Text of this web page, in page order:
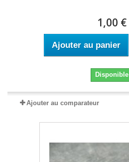
1,00 €
Ajouter au panier
Disponible
Ajouter au comparateur